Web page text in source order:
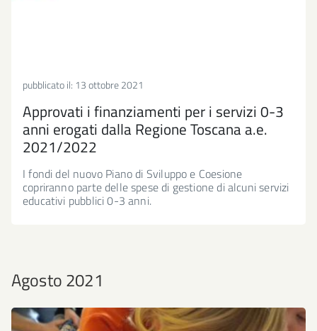
pubblicato il: 13 ottobre 2021
Approvati i finanziamenti per i servizi 0-3
anni erogati dalla Regione Toscana a.e.
2021/2022
I fondi del nuovo Piano di Sviluppo e Coesione
copriranno parte delle spese di gestione di alcuni servizi
educativi pubblici 0-3 anni.
Agosto 2021